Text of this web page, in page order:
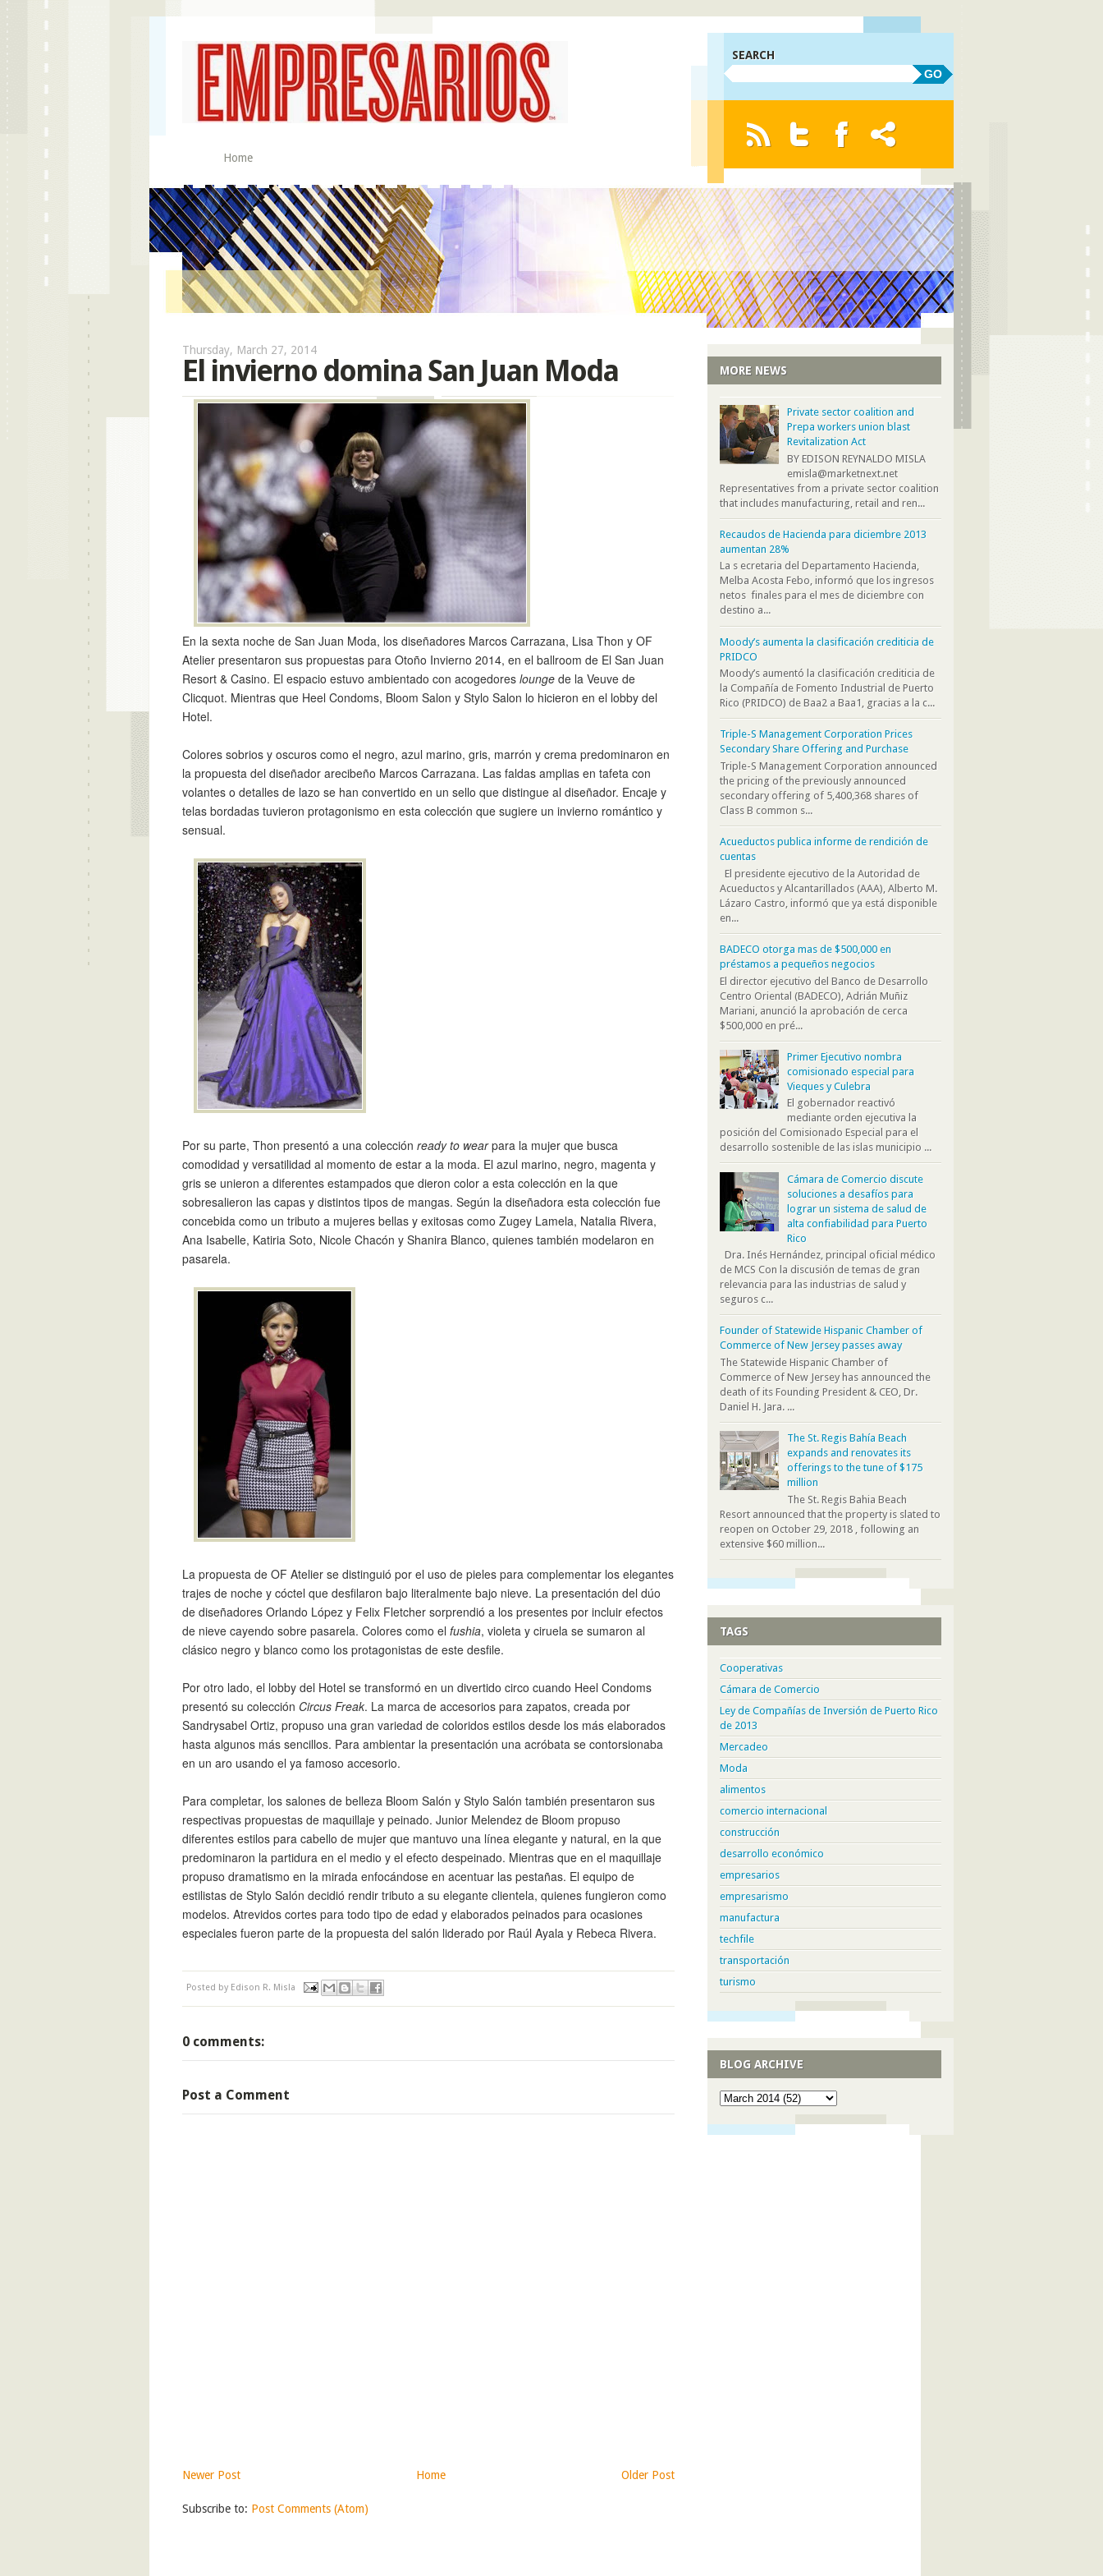
Home
SEARCH
GO
Thursday, March 27, 2014
El invierno domina San Juan Moda
En la sexta noche de San Juan Moda, los diseñadores Marcos Carrazana, Lisa Thon y OF
Atelier presentaron sus propuestas para Otoño Invierno 2014, en el ballroom de El San Juan
Resort & Casino. El espacio estuvo ambientado con acogedores lounge de la Veuve de
Clicquot. Mientras que Heel Condoms, Bloom Salon y Stylo Salon lo hicieron en el lobby del
Hotel.
Colores sobrios y oscuros como el negro, azul marino, gris, marrón y crema predominaron en
la propuesta del diseñador arecibeño Marcos Carrazana. Las faldas amplias en tafeta con
volantes o detalles de lazo se han convertido en un sello que distingue al diseñador. Encaje y
telas bordadas tuvieron protagonismo en esta colección que sugiere un invierno romántico y
sensual.
Por su parte, Thon presentó a una colección ready to wearpara la mujer que busca
comodidad y versatilidad al momento de estar a la moda. El azul marino, negro, magenta y
gris se unieron a diferentes estampados que dieron color a esta colección en la que
sobresalieron las capas y distintos tipos de mangas. Según la diseñadora esta colección fue
concebida como un tributo a mujeres bellas y exitosas como Zugey Lamela, Natalia Rivera,
Ana Isabelle, Katiria Soto, Nicole Chacón y Shanira Blanco, quienes también modelaron en
pasarela.
La propuesta de OF Atelier se distinguió por el uso de pieles para complementar los elegantes
trajes de noche y cóctel que desfilaron bajo literalmente bajo nieve. La presentación del dúo
de diseñadores Orlando López y Felix Fletcher sorprendió a los presentes por incluir efectos
de nieve cayendo sobre pasarela. Colores como el fushia, violeta y ciruela se sumaron al
clásico negro y blanco como los protagonistas de este desfile.
Por otro lado, el lobby del Hotel se transformó en un divertido circo cuando Heel Condoms
presentó su colección Circus Freak. La marca de accesorios para zapatos, creada por
Sandrysabel Ortiz, propuso una gran variedad de coloridos estilos desde los más elaborados
hasta algunos más sencillos. Para ambientar la presentación una acróbata se contorsionaba
en un aro usando el ya famoso accesorio.
Para completar, los salones de belleza Bloom Salón y Stylo Salón también presentaron sus
respectivas propuestas de maquillaje y peinado. Junior Melendez de Bloom propuso
diferentes estilos para cabello de mujer que mantuvo una línea elegante y natural, en la que
predominaron la partidura en el medio y el efecto despeinado. Mientras que en el maquillaje
propuso dramatismo en la mirada enfocándose en acentuar las pestañas. El equipo de
estilistas de Stylo Salón decidió rendir tributo a su elegante clientela, quienes fungieron como
modelos. Atrevidos cortes para todo tipo de edad y elaborados peinados para ocasiones
especiales fueron parte de la propuesta del salón liderado por Raúl Ayala y Rebeca Rivera.
Posted by Edison R. Misla
0 comments:
Post a Comment
Newer Post Older Post
Home
Subscribe to: Post Comments (Atom)
MORE NEWS
Private sector coalition and
Prepa workers union blast
Revitalization Act
BY EDISON REYNALDO MISLA
emisla@marketnext.net
Representatives from a private sector coalition
that includes manufacturing, retail and ren...
Recaudos de Hacienda para diciembre 2013
aumentan 28%
La s ecretaria del Departamento Hacienda,
Melba Acosta Febo, informó que los ingresos
netos finales para el mes de diciembre con
destino a...
Moody’s aumenta la clasificación crediticia de
PRIDCO
Moody’s aumentó la clasificación crediticia de
la Compañía de Fomento Industrial de Puerto
Rico (PRIDCO) de Baa2 a Baa1, gracias a la c...
Triple-S Management Corporation Prices
Secondary Share Offering and Purchase
Triple-S Management Corporation announced
the pricing of the previously announced
secondary offering of 5,400,368 shares of
Class B common s...
Acueductos publica informe de rendición de
cuentas
El presidente ejecutivo de la Autoridad de
Acueductos y Alcantarillados (AAA), Alberto M.
Lázaro Castro, informó que ya está disponible
en...
BADECO otorga mas de $500,000 en
préstamos a pequeños negocios
El director ejecutivo del Banco de Desarrollo
Centro Oriental (BADECO), Adrián Muñiz
Mariani, anunció la aprobación de cerca
$500,000 en pré...
Primer Ejecutivo nombra
comisionado especial para
Vieques y Culebra
El gobernador reactivó
mediante orden ejecutiva la
posición del Comisionado Especial para el
desarrollo sostenible de las islas municipio ...
Cámara de Comercio discute
soluciones a desafíos para
lograr un sistema de salud de
alta confiabilidad para Puerto
Rico
Dra. Inés Hernández, principal oficial médico
de MCS Con la discusión de temas de gran
relevancia para las industrias de salud y
seguros c...
Founder of Statewide Hispanic Chamber of
Commerce of New Jersey passes away
The Statewide Hispanic Chamber of
Commerce of New Jersey has announced the
death of its Founding President & CEO, Dr.
Daniel H. Jara. ...
The St. Regis Bahía Beach
expands and renovates its
offerings to the tune of $175
million
The St. Regis Bahia Beach
Resort announced that the property is slated to
reopen on October 29, 2018 , following an
extensive $60 million...
TAGS
Cooperativas
Cámara de Comercio
Ley de Compañías de Inversión de Puerto Rico
de 2013
Mercadeo
Moda
alimentos
comercio internacional
construcción
desarrollo económico
empresarios
empresarismo
manufactura
techfile
transportación
turismo
BLOG ARCHIVE